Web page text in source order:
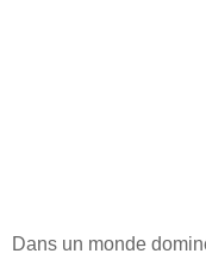
Dans un monde